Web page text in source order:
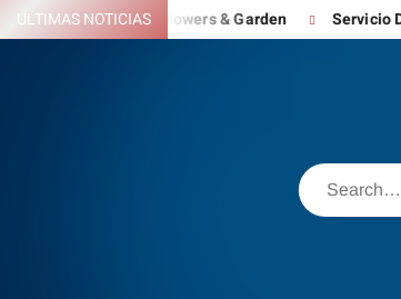
Skip
to
ULTIMAS NOTICIAS
Flowers & Garden Servicio Disney Genie
Search